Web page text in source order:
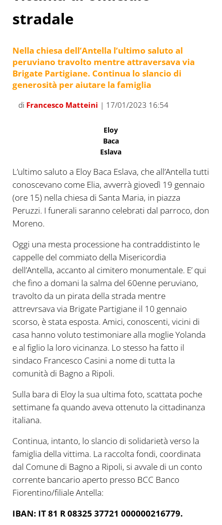
stradale
Nella chiesa dell’Antella l’ultimo saluto al
peruviano travolto mentre attraversava via
Brigate Partigiane. Continua lo slancio di
generosità per aiutare la famiglia
di Francesco Matteini | 17/01/2023 16:54
Eloy
Baca
Eslava
L’ultimo saluto a Eloy Baca Eslava, che all’Antella tutti
conoscevano come Elia, avverrà giovedì 19 gennaio
(ore 15) nella chiesa di Santa Maria, in piazza
Peruzzi. I funerali saranno celebrati dal parroco, don
Moreno.
Oggi una mesta processione ha contraddistinto le
cappelle del commiato della Misericordia
dell’Antella, accanto al cimitero monumentale. E’ qui
che fino a domani la salma del 60enne peruviano,
travolto da un pirata della strada mentre
attrevrsava via Brigate Partigiane il 10 gennaio
scorso, è stata esposta. Amici, conoscenti, vicini di
casa hanno voluto testimoniare alla moglie Yolanda
e al figlio la loro vicinanza. Lo stesso ha fatto il
sindaco Francesco Casini a nome di tutta la
comunità di Bagno a Ripoli.
Sulla bara di Eloy la sua ultima foto, scattata poche
settimane fa quando aveva ottenuto la cittadinanza
italiana.
Continua, intanto, lo slancio di solidarietà verso la
famiglia della vittima. La raccolta fondi, coordinata
dal Comune di Bagno a Ripoli, si avvale di un conto
corrente bancario aperto presso BCC Banco
Fiorentino/filiale Antella:
IBAN: IT 81 R 08325 37721 000000216779.